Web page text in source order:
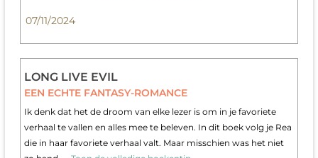
07/11/2024
LONG LIVE EVIL
EEN ECHTE FANTASY-ROMANCE
Ik denk dat het de droom van elke lezer is om in je favoriete
verhaal te vallen en alles mee te beleven. In dit boek volg je Rea
die in haar favoriete verhaal valt. Maar misschien was het niet